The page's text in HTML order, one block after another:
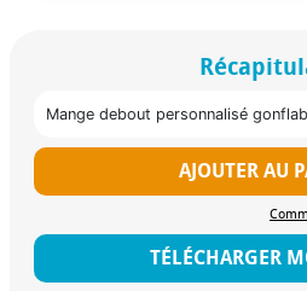
Mange debout personnalisé
AJOUTER AU
TÉLÉCHARGER